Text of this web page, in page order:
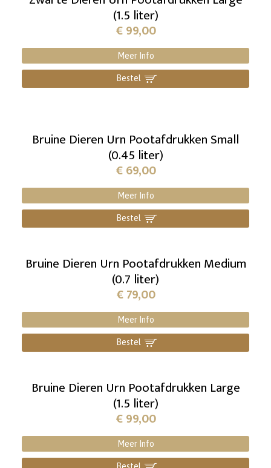
(1.5 liter)
€99,00
Meer Info
Bestel ]
Bruine Dieren Urn Pootafdrukken Small
(0.45 liter)
€69,00
Meer Info
Bestel ]
Bruine Dieren Urn Pootafdrukken Medium
(0.7 liter)
€79,00
Meer Info
Bestel ]
Bruine Dieren Urn Pootafdrukken Large
(1.5 liter)
€99,00
Meer Info